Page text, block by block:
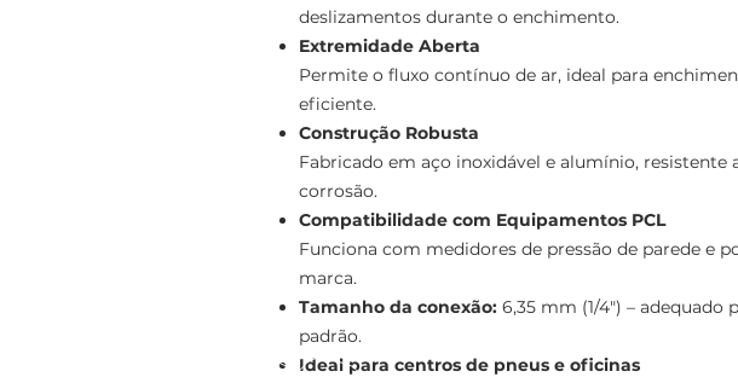
deslizamentos durante o enchimento.
Extremidade Aberta
Permite o fluxo contínuo de ar, ideal para
eficiente.
Construção Robusta
Fabricado em aço inoxidável e alumínio, resistente
corrosão.
Compatibilidade com Equipamentos PCL
Funciona com medidores de pressão de parede e
marca.
Tamanho da conexão: 6,35 mm (1/4") – adequado
padrão.
Ideal para centros de pneus e oficinas